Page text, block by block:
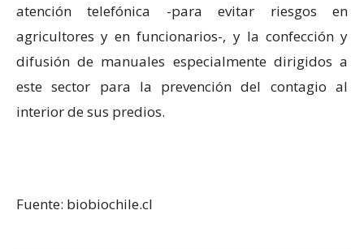
atención telefónica -para evitar riesgos en
agricultores y en funcionarios-, y la confección y
difusión de manuales especialmente dirigidos a
este sector para la prevención del contagio al
interior de sus predios.
Fuente: biobiochile.cl